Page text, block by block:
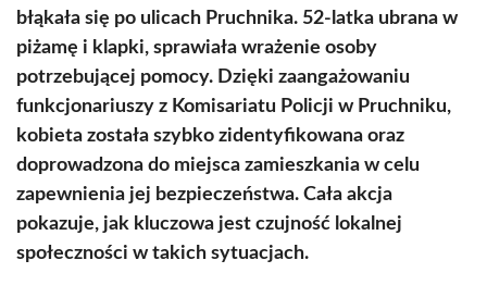
błąkała się po ulicach Pruchnika. 52-latka ubrana w
piżamę i klapki, sprawiała wrażenie osoby
potrzebującej pomocy. Dzięki zaangażowaniu
funkcjonariuszy z Komisariatu Policji w Pruchniku,
kobieta została szybko zidentyfikowana oraz
doprowadzona do miejsca zamieszkania w celu
zapewnienia jej bezpieczeństwa. Cała akcja
pokazuje, jak kluczowa jest czujność lokalnej
społeczności w takich sytuacjach.